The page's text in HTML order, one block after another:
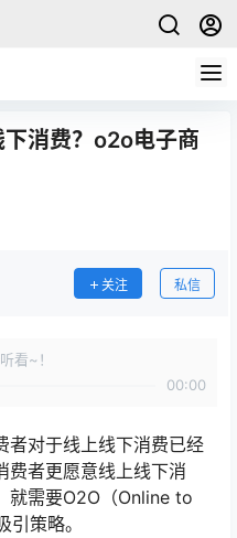
消费？o2o电子商
关注 私信
看~！
00:00
者对于线上线下消费已经
费者更愿意线上线下消
就需要O2O（Online to
策略。